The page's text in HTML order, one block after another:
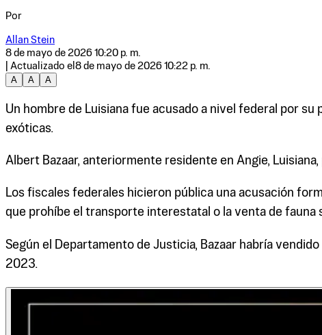
Por
Allan Stein
8 de mayo de 2026 10:20 p. m.
| Actualizado el 8 de mayo de 2026 10:22 p. m.
A
A A
Un hombre de Luisiana fue acusado a nivel federal por
exóticas.
Albert Bazaar, anteriormente residente en Angie,
Los fiscales federales hicieron pública una acusación
que prohíbe el transporte interestatal o la venta de
Según el Departamento de Justicia, Bazaar habría
2023.